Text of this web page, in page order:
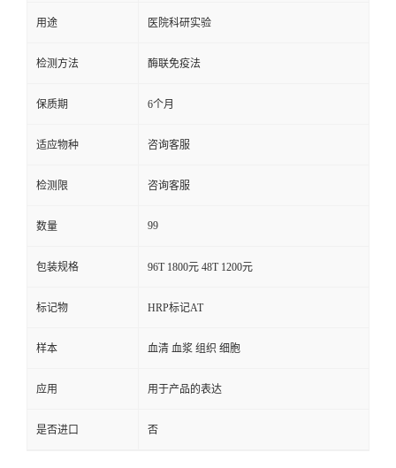
用途 医院科研实验
检测方法 酶联免疫法
保质期 6个月
适应物种 咨询客服
检测限 咨询客服
数量 99
包装规格 96T 1800元 48T 1200元
标记物 HRP标记AT
样本 血清 血浆 组织 细胞
应用 用于产品的表达
是否进口 否